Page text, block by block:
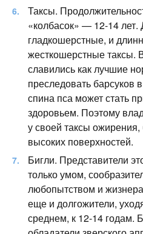
Таксы.
«колбасок» — 12-14 лет.
гладкошерстные, и
жесткошерстные таксы.
славились как лучшие
преследовать барсуков
спина пса может стать
здоровьем. Поэтому
у своей таксы
высоких поверхностей.
Бигли. Представители
только умом,
любопытством и
еще и долгожители,
среднем, к 12-14 годам.